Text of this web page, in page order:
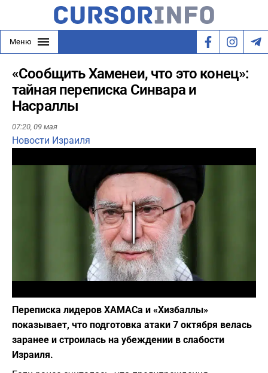
Меню
«Сообщить Хаменеи, что это конец»:
тайная переписка Синвара и
Насраллы
07:20, 09 мая
Новости Израиля
Play
Переписка лидеров ХАМАСа и «Хизбаллы»
показывает, что подготовка атаки 7 октября велась
заранее и строилась на убеждении в слабости
Израиля.